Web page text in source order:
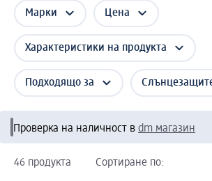
Марки Цена
Характеристики на продукта
Подходящо за
Проверка на наличност в dm магазин
46 продукта Сортиране по: